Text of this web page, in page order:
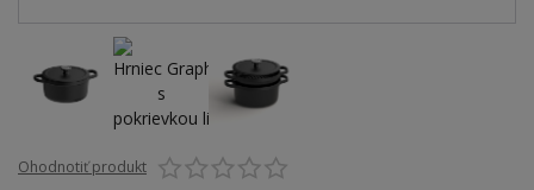
Ohodnotiť produkt